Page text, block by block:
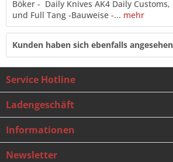
Böker - Daily Knives AK4 Daily Customs,
und Full Tang -Bauweise -... mehr
Kunden haben sich ebenfalls angesehen
Service Hotline
Ladengeschäft
Informationen
Newsletter